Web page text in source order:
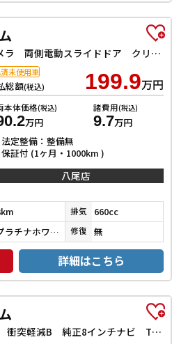
ブラックスタイル バックカメラ 両側電動スライドドア クリアランスソナー オートクルーズコントロール レーンアシスト 衝突被害軽減システム オートライト LEDヘッドランプ スマートキー アイドリングストップ
総額(税込) 199.9万円
本体価格(税込)
万円
諸費用(税込)
9.7万円
法定整備：整備無
保証付 (1ヶ月・1000km )
未使用車
八尾店
排気 660cc
プラチナホワイトパール 修復 無
詳細はこちら
G・Lターボホンダセンシング 衝突軽減B 純正8インチナビ TV Bluetooth対応 Bカメラ ビルドインETC 両側自動ドア アダプティブクルーズコントロール 革巻きステアリング パドルシフト LEDヘッドライト スマートキ